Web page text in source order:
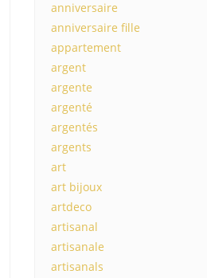
anniversaire
anniversaire fille
appartement
argent
argente
argenté
argentés
argents
art
art bijoux
artdeco
artisanal
artisanale
artisanals